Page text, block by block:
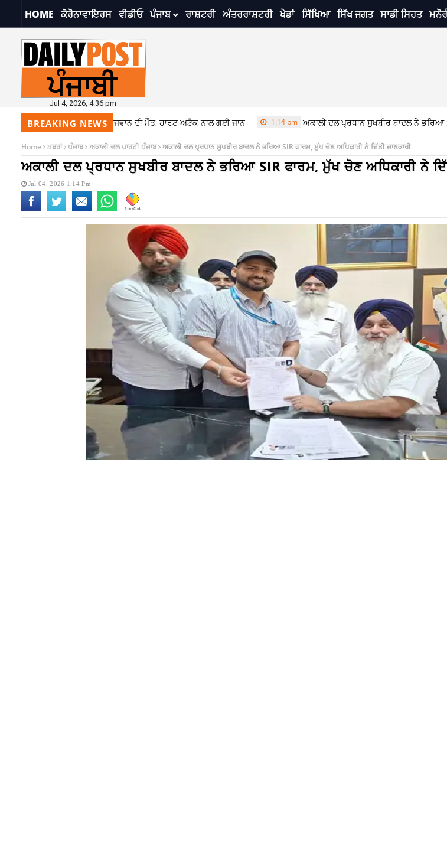
HOME ਕੋਰੋਨਾਵਾਇਰਸ ਵੀਡੀਓ ਪੰਜਾਬ ਰਾਸ਼ਟਰੀ ਅੰਤਰਰਾਸ਼ਟਰੀ ਖੇਡਾਂ ਸਿੱਖਿਆ ਸਿੱਖ ਜਗਤ ਸਾਡੀ ਸਿਹਤ
Jul 4, 2026, 4:36 pm
BREAKING NEWS
ਮਲੇਸ਼ੀਆ ਗਏ ਪੰਜਾਬੀ ਨੌਜਵਾਨ ਦੀ ਮੌਤ, ਹਾਰਟ ਅਟੈਕ ਨਾਲ ਗਈ ਜਾਨ 1:14 pm ਅਕਾਲੀ ਦਲ ਪ੍ਰਧਾਨ ਸੁਖਬੀਰ ਬਾਦਲ ਨੇ ਭਰਿਆ SIR ਫਾਰਮ,
Home ਖ਼ਬਰਾਂ ਪੰਜਾਬ ਅਕਾਲੀ ਦਲ ਪਾਰਟੀ ਪੰਜਾਬ ਅਕਾਲੀ ਦਲ ਪ੍ਰਧਾਨ ਸੁਖਬੀਰ ਬਾਦਲ ਨੇ ਭਰਿਆ SIR ਫਾਰਮ, ਮੁੱਖ ਚੋਣ ਅਧਿਕਾਰੀ ਨੇ ਦਿੱਤੀ ਜਾਣਕਾਰੀ
ਅਕਾਲੀ ਦਲ ਪ੍ਰਧਾਨ ਸੁਖਬੀਰ ਬਾਦਲ ਨੇ ਭਰਿਆ SIR ਫਾਰਮ, ਮੁੱਖ ਚੋਣ ਅਧਿਕਾਰੀ ਨੇ
Jul 04, 2026 1:14 Pm